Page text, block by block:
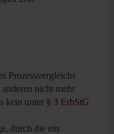
Prozessvergleichs
nicht mehr
kein unter § 3 ErbStG
durch die ein